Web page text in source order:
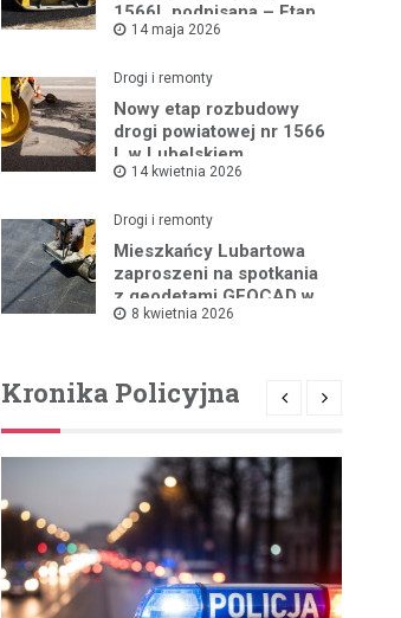
1566L podpisana – Etap
III w toku
14 maja 2026
Drogi i remonty
Nowy etap rozbudowy
drogi powiatowej nr 1566
L w Lubelskiem
14 kwietnia 2026
Drogi i remonty
Mieszkańcy Lubartowa
zaproszeni na spotkania
z geodetami GEOCAD w
sprawie budowy S19
8 kwietnia 2026
Kronika Policyjna